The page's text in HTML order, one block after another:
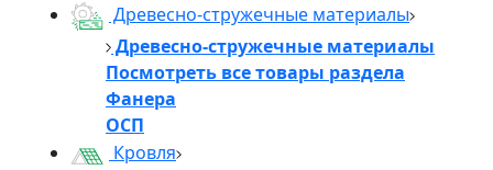
Древесно-стружечные материалы
Древесно-стружечные материалы
Посмотреть все товары раздела
Фанера
ОСП
Кровля